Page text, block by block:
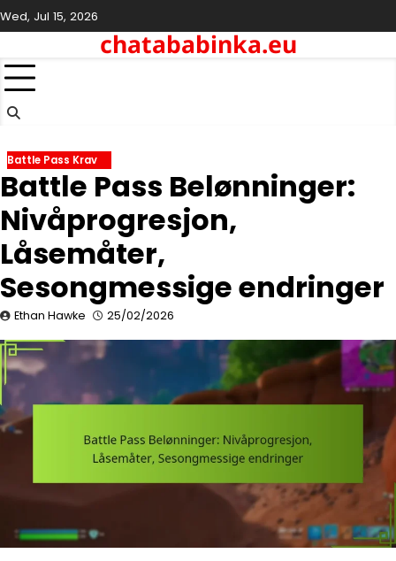
Skip
to
Wed, Jul 15, 2026
chatababinka.eu
Battle Pass Krav
Battle Pass Belønninger:
Nivåprogresjon,
Låsemåter,
Sesongmessige endringer
Ethan Hawke 25/02/2026